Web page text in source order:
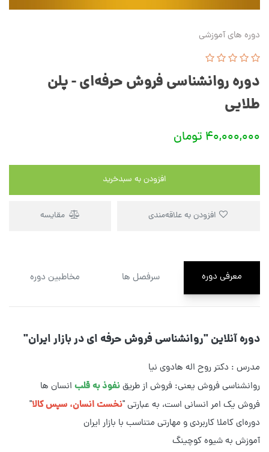
دوره های آموزشی
دوره روانشناسی فروش حرفه‌ای - پلن
طلایی
40,000,000 تومان
افزودن به سبدخرید
مقایسه
معرفی دوره سرفصل ها مخاطبین دوره
دوره آنلاین "روانشناسی فروش حرفه ای در بازار ایران"
مدرس : دکتر روح اله هادوی نیا
روانشناسی فروش یعنی: فروش از طریقنفوذ به قلب انسان ها
فروش یک امر انسانی است، به عبارتی "نخست انسان، سپس کالا"
دوره‌ای کاملا کاربردی و مهارتی متناسب با بازار ایران
آموزش به شیوه کوچینگ